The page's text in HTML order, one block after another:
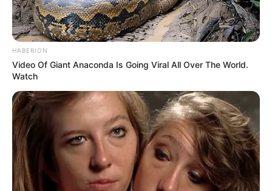
HABERION
Video Of Giant Anaconda Is Going Viral All Over The World.
Watch